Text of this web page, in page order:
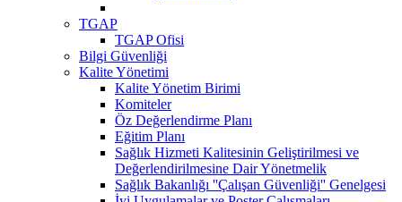
TGAP
TGAP Ofisi
Bilgi Güvenliği
Kalite Yönetimi
Kalite Yönetim Birimi
Komiteler
Öz Değerlendirme Planı
Eğitim Planı
Sağlık Hizmeti Kalitesinin Geliştirilmesi ve
Değerlendirilmesine Dair Yönetmelik
Sağlık Bakanlığı ''Çalışan Güvenliği'' Genelgesi